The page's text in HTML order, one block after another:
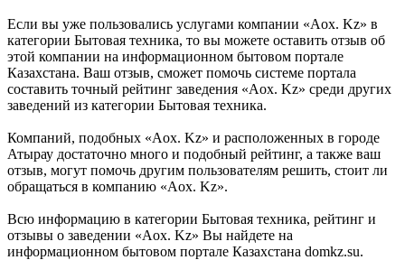
Если вы уже пользовались услугами компании «Aox. Kz» в
категории Бытовая техника, то вы можете оставить отзыв об
этой компании на информационном бытовом портале
Казахстана. Ваш отзыв, сможет помочь системе портала
составить точный рейтинг заведения «Aox. Kz» среди других
заведений из категории Бытовая техника.
Компаний, подобных «Aox. Kz» и расположенных в городе
Атырау достаточно много и подобный рейтинг, а также ваш
отзыв, могут помочь другим пользователям решить, стоит ли
обращаться в компанию «Aox. Kz».
Всю информацию в категории Бытовая техника, рейтинг и
отзывы о заведении «Aox. Kz» Вы найдете на
информационном бытовом портале Казахстана domkz.su.